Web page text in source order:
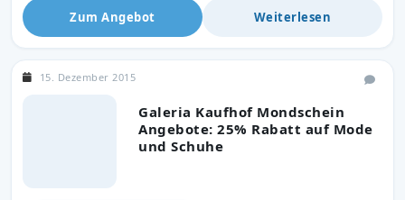
Zum Angebot Weiterlesen
Galeria Kaufhof Mondschein
Angebote: 25% Rabatt auf Mode
und Schuhe
15. Dezember 2015